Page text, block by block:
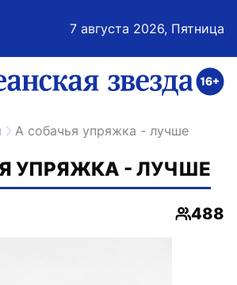
7 августа 2026, Пятница
ссылка на главную
А собачья упряжка - лучше
УПРЯЖКА - ЛУЧШЕ
488